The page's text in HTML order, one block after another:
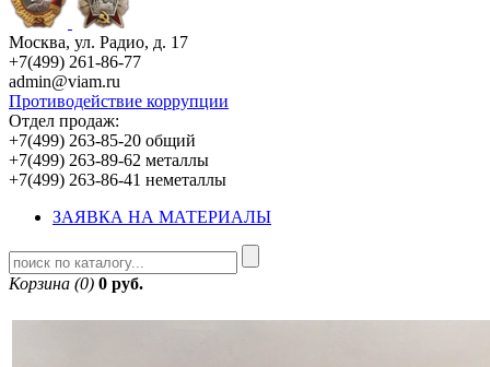
Москва, ул. Радио, д. 17
+7(499) 261-86-77
admin@viam.ru
Противодействие коррупции
Отдел продаж:
+7(499) 263-85-20 общий
+7(499) 263-89-62 металлы
+7(499) 263-86-41 неметаллы
ЗАЯВКА НА МАТЕРИАЛЫ
Корзина (0) 0 руб.